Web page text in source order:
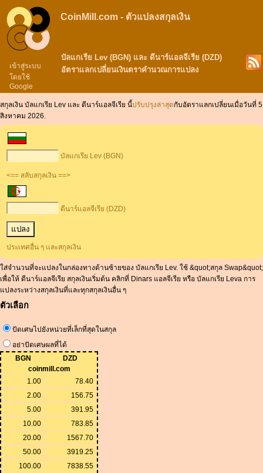
เข้าสู่ระบบ
โดยใช้
Google
CoinMill.com - ตัวแปลงสกุลเงิน
บัลแกเรีย Lev (BGN) และ ดีนาร์แอลจีเรีย (DZD)
อัตราแลกเปลี่ยนเงินตราคำนวณการแปลง
สกุลเงิน บัลแกเรีย Lev และ ดีนาร์แอลจีเรีย นี้ปรับปรุงล่าสุดกับอัตราแลกเปลี่ยนเมื่อวันที่ 5
สิงหาคม 2026.
บัลแกเรีย Lev (BGN)
<== สลับสกุลเงิน ==>
ดีนาร์แอลจีเรีย (DZD)
ประเทศอื่น ๆ และสกุลเงิน
ใส่จำนวนที่จะแปลงในกล่องทางด้านซ้ายของ บัลแกเรีย Lev. ใช้ &quot;สกุล Swap&quot;
เพื่อให้ ดีนาร์แอลจีเรีย สกุลเงินเริ่มต้น คลิกที่ Dinars แอลจีเรีย หรือ บัลแกเรีย Leva การ
แปลงระหว่างสกุลเงินที่และทุกสกุลเงินอื่น ๆ
ตัวเลือก
ปัดเศษไปยังหน่วยที่เล็กที่สุดในสกุล
อย่าปัดเศษผลที่ได้
BGN
DZD
coinmill.com
1.00
78.40
2.00
156.75
5.00
391.95
10.00
783.85
20.00
1567.70
50.00
3919.25
100.00
7838.55